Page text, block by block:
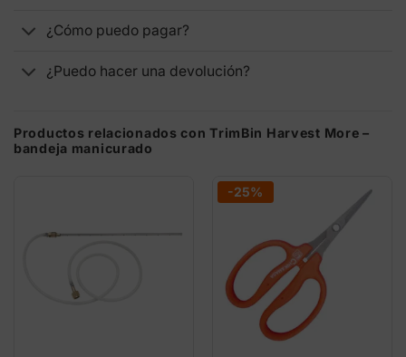
¿Cómo puedo pagar?
¿Puedo hacer una devolución?
Productos relacionados con TrimBin Harvest More –
bandeja manicurado
-25%